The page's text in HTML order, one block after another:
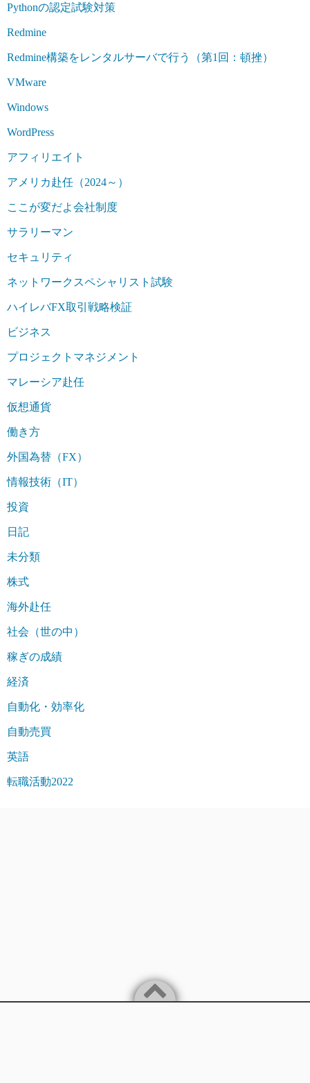
Pythonの認定試験対策
Redmine
Redmine構築をレンタルサーバで行う（第1回：頓挫）
VMware
Windows
WordPress
アフィリエイト
アメリカ赴任（2024～）
ここが変だよ会社制度
サラリーマン
セキュリティ
ネットワークスペシャリスト試験
ハイレバFX取引戦略検証
ビジネス
プロジェクトマネジメント
マレーシア赴任
仮想通貨
働き方
外国為替（FX）
情報技術（IT）
投資
日記
未分類
株式
海外赴任
社会（世の中）
稼ぎの成績
経済
自動化・効率化
自動売買
英語
転職活動2022